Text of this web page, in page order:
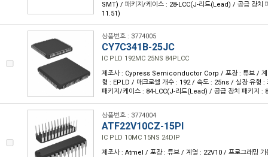
SMT) / 패키지/케이스 : 28-LCC(J-리드(Lead) / 공급 장치
11.51)
상품번호 : 3774005
CY7C341B-25JC
IC PLD 192MC 25NS 84PLCC
제조사 : Cypress Semiconductor Corp / 포장 : 튜브 / 계
형 : EPLD / 매크로셀 개수 : 192 / 속도 : 25ns / 실장 유형
패키지/케이스 : 84-LCC(J-리드(Lead) / 공급 장치 패키지 :
상품번호 : 3774004
ATF22V10CZ-15PI
IC PLD 10MC 15NS 24DIP
제조사 : Atmel / 포장 : 튜브 / 계열 : 22V10 / 프로그래밍 가